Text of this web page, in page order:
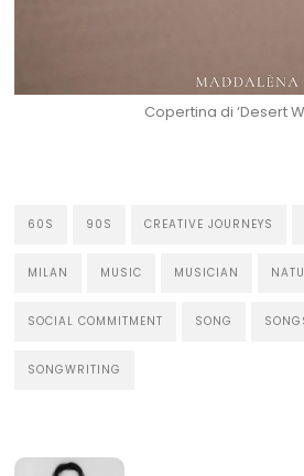
Copertina di ‘Desert
60S 90S CREATIVE JOURNEYS
MILAN MUSIC MUSICIAN
SOCIAL COMMITMENT SONG
SONGWRITING